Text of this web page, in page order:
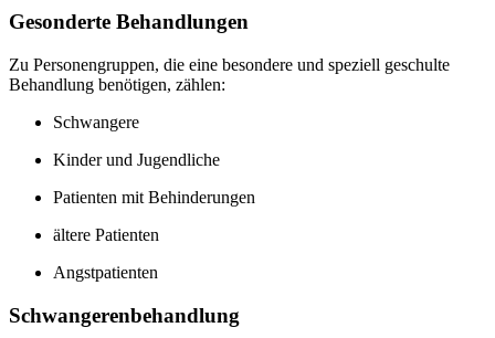
Gesonderte Behandlungen
Zu Personengruppen, die eine besondere und speziell geschulte
Behandlung benötigen, zählen:
Schwangere
Kinder und Jugendliche
Patienten mit Behinderungen
ältere Patienten
Angstpatienten
Schwangerenbehandlung